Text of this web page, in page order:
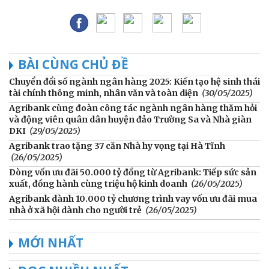
BÀI CÙNG CHỦ ĐỀ
Chuyển đổi số ngành ngân hàng 2025: Kiến tạo hệ sinh thái
tài chính thông minh, nhân văn và toàn diện (30/05/2025)
Agribank cùng đoàn công tác ngành ngân hàng thăm hỏi
và động viên quân dân huyện đảo Trường Sa và Nhà giàn
DKI (29/05/2025)
Agribank trao tặng 37 căn Nhà hy vọng tại Hà Tĩnh
(26/05/2025)
Dòng vốn ưu đãi 50.000 tỷ đồng từ Agribank: Tiếp sức sản
xuất, đồng hành cùng triệu hộ kinh doanh (26/05/2025)
Agribank dành 10.000 tỷ chương trình vay vốn ưu đãi mua
nhà ở xã hội dành cho người trẻ (26/05/2025)
MỚI NHẤT